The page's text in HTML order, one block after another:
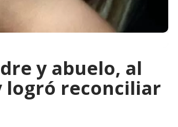
y abuelo, al
logró reconciliar